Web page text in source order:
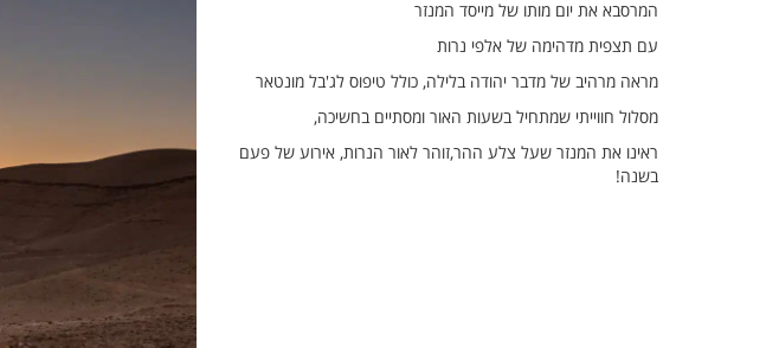
המרסבא את יום מותו של מייסד המנזר
עם תצפית מדהימה של אלפי נרות
מראה מרהיב של מדבר יהודה בלילה, כולל טיפוס לג'בל מונטאר
מסלול חווייתי שמתחיל בשעות האור ומסתיים בחשיכה,
ראינו את המנזר שעל צלע ההר,זוהר לאור הנרות, אירוע של פעם
בשנה!